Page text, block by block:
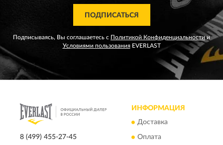
ПОДПИСАТЬСЯ
Подписываясь, Вы соглашаетесь с Политикой Конфиденциальности и
Условиями пользованияEVERLAST
8 (499) 455-27-45
ИНФОРМАЦИЯ
Доставка
Оплата